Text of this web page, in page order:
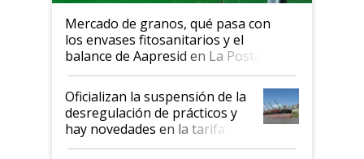
Mercado de granos, qué pasa con
los envases fitosanitarios y el
balance de Aapresid en La Posta
Oficializan la suspensión de la
desregulación de prácticos y
hay novedades en la tarifa de
la hidrovía